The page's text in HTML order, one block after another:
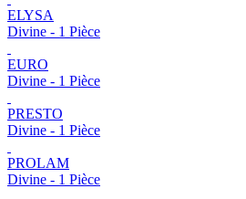
ELYSA
Divine - 1 Pièce
EURO
Divine - 1 Pièce
PRESTO
Divine - 1 Pièce
PROLAM
Divine - 1 Pièce